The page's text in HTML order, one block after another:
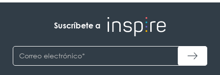
Suscríbete a